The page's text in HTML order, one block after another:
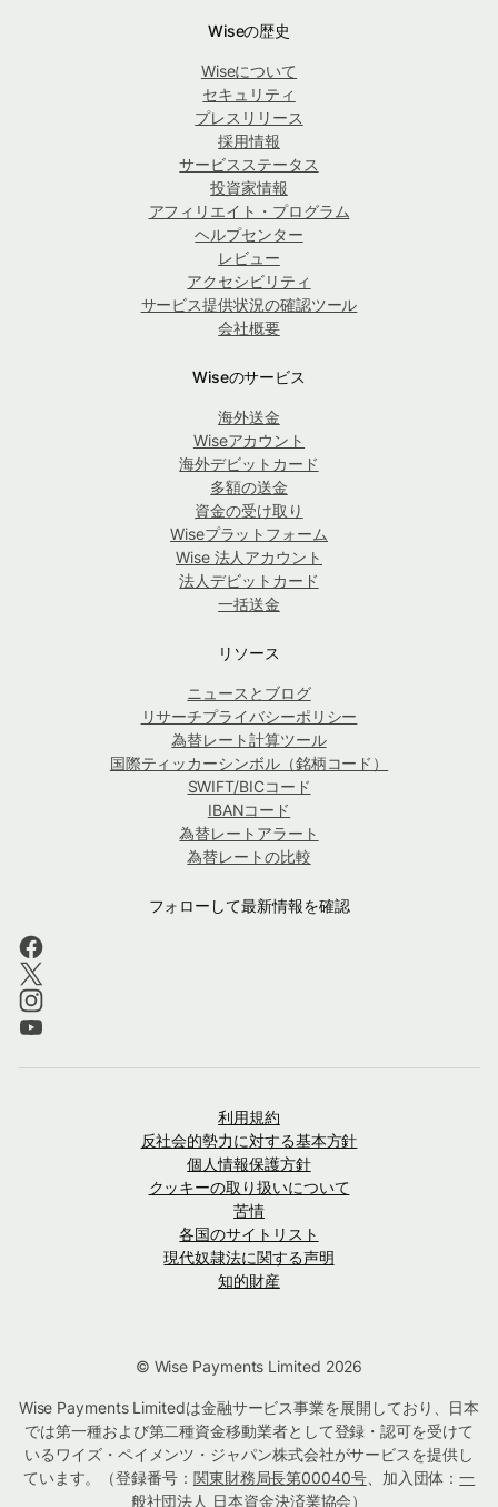
Wiseの歴史
Wiseについて
セキュリティ
プレスリリース
採用情報
サービスステータス
投資家情報
アフィリエイト・プログラム
ヘルプセンター
レビュー
アクセシビリティ
サービス提供状況の確認ツール
会社概要
Wiseのサービス
海外送金
Wiseアカウント
海外デビットカード
多額の送金
資金の受け取り
Wiseプラットフォーム
Wise 法人アカウント
法人デビットカード
一括送金
リソース
ニュースとブログ
リサーチプライバシーポリシー
為替レート計算ツール
国際ティッカーシンボル（銘柄コード）
SWIFT/BICコード
IBANコード
為替レートアラート
為替レートの比較
フォローして最新情報を確認
利用規約
反社会的勢力に対する基本方針
個人情報保護方針
クッキーの取り扱いについて
苦情
各国のサイトリスト
現代奴隷法に関する声明
知的財産
© Wise Payments Limited 2026
Wise Payments Limitedは金融サービス事業を展開しており、日本
では第一種および第二種資金移動業者として登録・認可を受けて
いるワイズ・ペイメンツ・ジャパン株式会社がサービスを提供し
ています。（登録番号： 関東財務局長第00040号、加入団体：一
般社団法人 日本資金決済業協会）